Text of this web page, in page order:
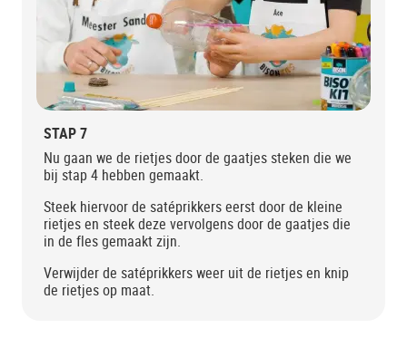
STAP 7
Nu gaan we de rietjes door de gaatjes steken die we
bij stap 4 hebben gemaakt.
Steek hiervoor de satéprikkers eerst door de kleine
rietjes en steek deze vervolgens door de gaatjes die
in de fles gemaakt zijn.
Verwijder de satéprikkers weer uit de rietjes en knip
de rietjes op maat.